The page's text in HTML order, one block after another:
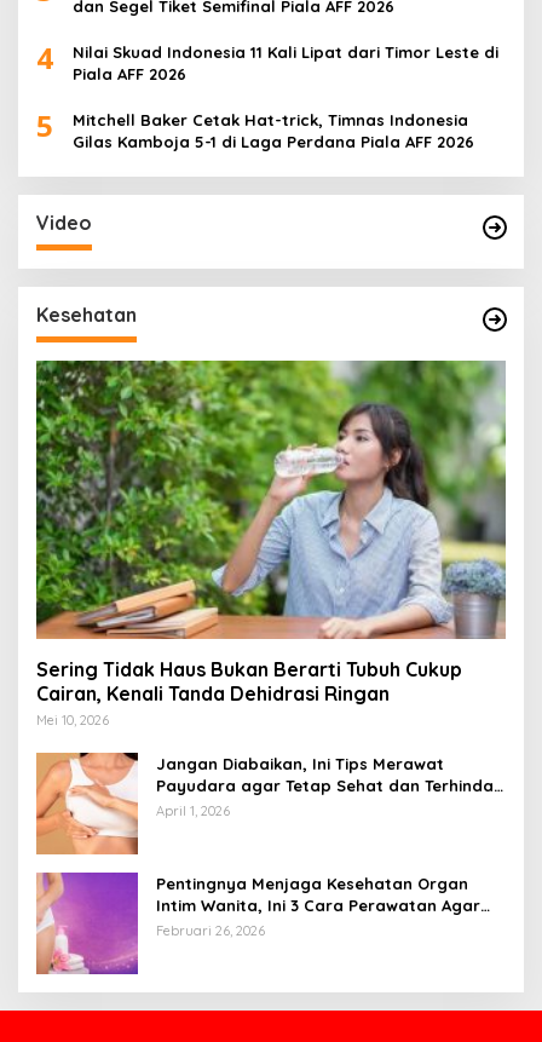
dan Segel Tiket Semifinal Piala AFF 2026
4
Nilai Skuad Indonesia 11 Kali Lipat dari Timor Leste di
Piala AFF 2026
5
Mitchell Baker Cetak Hat-trick, Timnas Indonesia
Gilas Kamboja 5-1 di Laga Perdana Piala AFF 2026
Video
Kesehatan
Sering Tidak Haus Bukan Berarti Tubuh Cukup
Cairan, Kenali Tanda Dehidrasi Ringan
Mei 10, 2026
Jangan Diabaikan, Ini Tips Merawat
Payudara agar Tetap Sehat dan Terhindar
dari Risiko Penyakit
April 1, 2026
Pentingnya Menjaga Kesehatan Organ
Intim Wanita, Ini 3 Cara Perawatan Agar
Tetap Bersih
Februari 26, 2026